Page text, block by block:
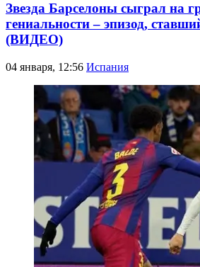
Звезда Барселоны сыграл на
гениальности – эпизод,
(ВИДЕО)
04 января, 12:56 Испания